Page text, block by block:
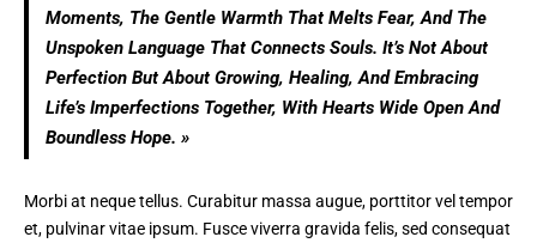
Moments, The Gentle Warmth That Melts Fear, And The
Unspoken Language That Connects Souls. It’s Not About
Perfection But About Growing, Healing, And Embracing
Life’s Imperfections Together, With Hearts Wide Open And
Boundless Hope. »
Morbi at neque tellus. Curabitur massa augue, porttitor vel tempor
et, pulvinar vitae ipsum. Fusce viverra gravida felis, sed consequat